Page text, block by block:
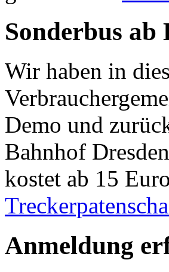
Sonderbus ab
Wir haben in
Demo und
Bahnhof
kostet ab 15
Anmeldung